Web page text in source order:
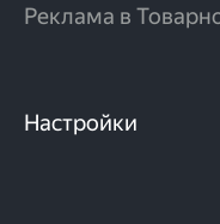
Реклама в
Настройки